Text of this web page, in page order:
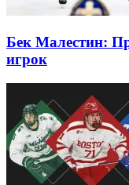
Бек Малестин:
игрок